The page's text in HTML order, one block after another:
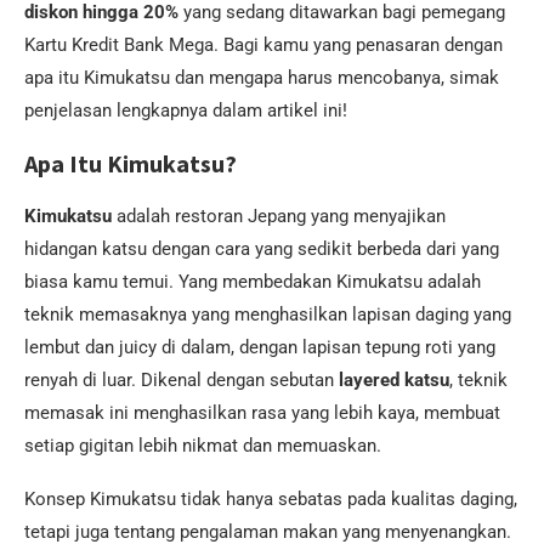
diskon hingga 20% yang sedang ditawarkan bagi pemegang
Kartu Kredit Bank Mega. Bagi kamu yang penasaran dengan
apa itu Kimukatsu dan mengapa harus mencobanya, simak
penjelasan lengkapnya dalam artikel ini!
Apa Itu Kimukatsu?
Kimukatsu adalah restoran Jepang yang menyajikan
hidangan katsu dengan cara yang sedikit berbeda dari yang
biasa kamu temui. Yang membedakan Kimukatsu adalah
teknik memasaknya yang menghasilkan lapisan daging yang
lembut dan juicy di dalam, dengan lapisan tepung roti yang
renyah di luar. Dikenal dengan sebutan layered katsu, teknik
memasak ini menghasilkan rasa yang lebih kaya, membuat
setiap gigitan lebih nikmat dan memuaskan.
Konsep Kimukatsu tidak hanya sebatas pada kualitas daging,
tetapi juga tentang pengalaman makan yang menyenangkan.